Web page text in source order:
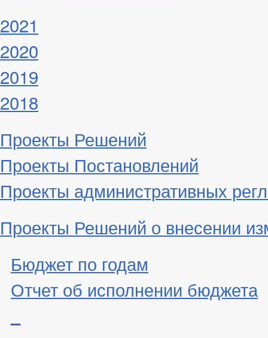
2021
2020
2019
2018
Проекты Решений
Проекты Постановлений
Проекты административных
Проекты Решений о внесении
Бюджет по годам
Отчет об исполнении бюджета